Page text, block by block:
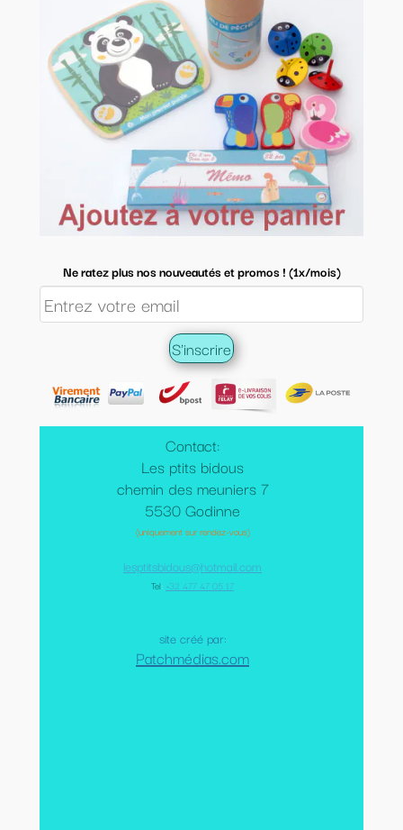
Contact:
Les ptits bidous
chemin des meuniers 7
5530 Godinne
(uniquement sur rendez-vous)
lesptitsbidous@hotmail.com
Tel: +32 477 47 05 17
site créé par:
Patchmédias.com
Ne ratez plus nos nouveautés et promos ! (1x/mois)